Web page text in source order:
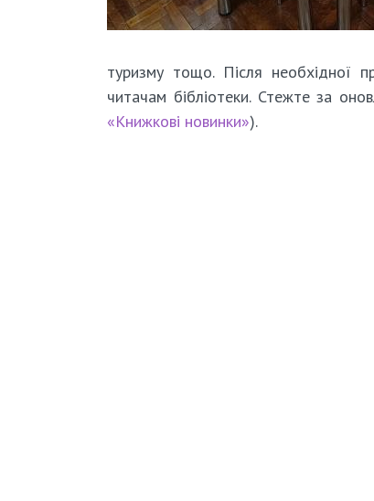
туризму тощо. Після необхідної
читачам бібліотеки. Стежте за
«Книжкові новинки»).